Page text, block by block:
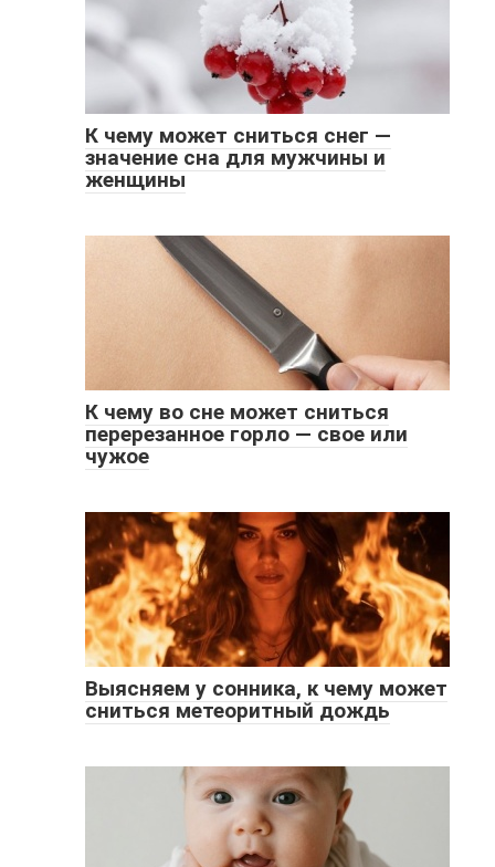
К чему может сниться снег —
значение сна для мужчины и
женщины
К чему во сне может сниться
перерезанное горло — свое или
чужое
Выясняем у сонника, к чему может
сниться метеоритный дождь